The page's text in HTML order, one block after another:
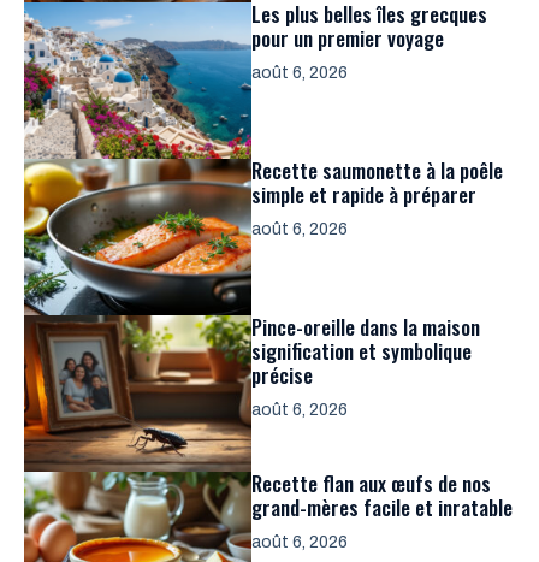
Les plus belles îles grecques
pour un premier voyage
août 6, 2026
Recette saumonette à la poêle
simple et rapide à préparer
août 6, 2026
Pince-oreille dans la maison
signification et symbolique
précise
août 6, 2026
Recette flan aux œufs de nos
grand-mères facile et inratable
août 6, 2026